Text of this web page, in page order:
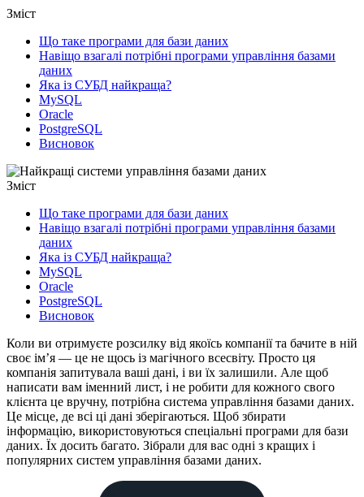
Зміст
Що таке програми для бази даних
Навіщо взагалі потрібні програми управління базами
даних
Яка із СУБД найкраща?
MySQL
Oracle
PostgreSQL
Висновок
Зміст
Що таке програми для бази даних
Навіщо взагалі потрібні програми управління базами
даних
Яка із СУБД найкраща?
MySQL
Oracle
PostgreSQL
Висновок
Коли ви отримуєте розсилку від якоїсь компанії та бачите в ній
своє ім’я — це не щось із магічного всесвіту. Просто ця
компанія запитувала ваші дані, і ви їх залишили. Але щоб
написати вам іменний лист, і не робити для кожного свого
клієнта це вручну, потрібна система управління базами даних.
Це місце, де всі ці дані зберігаються. Щоб збирати
інформацію, використовуються спеціальні програми для бази
даних. Їх досить багато. Зібрали для вас одні з кращих і
популярних систем управління базами даних.